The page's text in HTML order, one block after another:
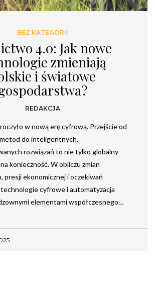
BEZ KATEGORII
4.0: Jak nowe
zmieniają
i światowe
REDAKCJA
w nową erę cyfrową. Przejście od
do inteligentnych,
rozwiązań to nie tylko globalny
konieczność. W obliczu zmian
presji ekonomicznej i oczekiwań
technologie cyfrowe i automatyzacja
elementami współczesnego…